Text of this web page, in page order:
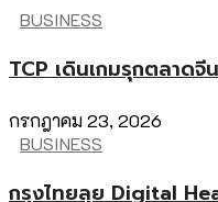
BUSINESS
TCP เดินเกมรุกตลาด
กรกฎาคม 23, 2026
BUSINESS
กรุงไทยลุย Digital